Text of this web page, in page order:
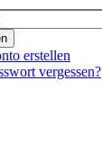
erstellen
vergessen?